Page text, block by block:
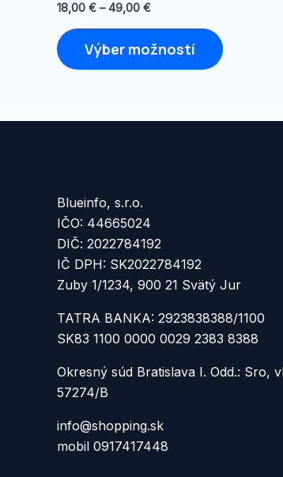
18,00 € – 49,00 €
Výber možností
produktu.
Blueinfo, s.r.o.
IČO: 44665024
DIČ: 2022784192
IČ DPH: SK2022784192
Zuby 1/1234, 900 21 Svätý Jur
TATRA BANKA: 2923838388/1100
SK83 1100 0000 0029 2383 8388
Okresný súd Bratislava I. Odd.: Sro,
57274/B
info@shopping.sk
mobil 0917417448